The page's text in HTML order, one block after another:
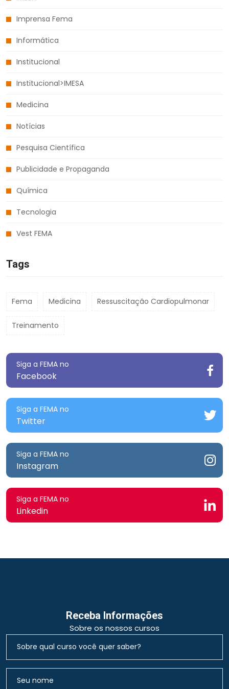
Imprensa Fema
Informática
Institucional
Institucional>IMESA
Medicina
Notícias
Pesquisa Científica
Publicidade e Propaganda
Química
Tecnologia
Vest FEMA
Tags
Fema Medicina Ressuscitação Cardiopulmonar
Treinamento
Siga a FEMA no
Facebook
Siga a FEMA no
Twitter
Siga a FEMA no
Instagram
Siga a FEMA no
Linkedin
Receba Informações
Sobre os nossos cursos